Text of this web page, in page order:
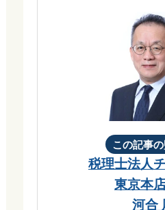
この記事
税理士法人
東京本
河合